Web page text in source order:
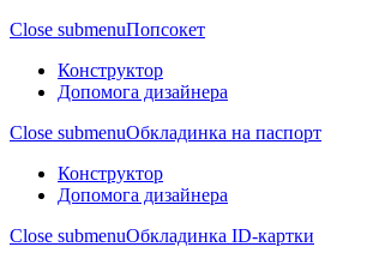
Close submenuПопсокет
Конструктор
Допомога дизайнера
Close submenuОбкладинка на паспорт
Конструктор
Допомога дизайнера
Close submenuОбкладинка ID-картки